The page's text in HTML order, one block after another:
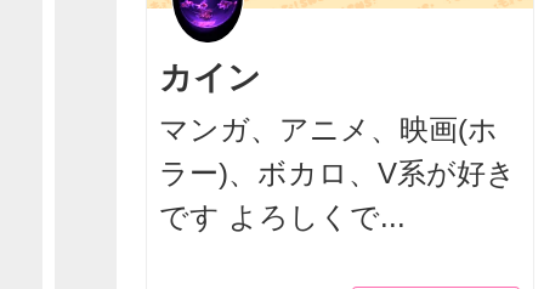
カイン
マンガ、アニメ、映画(ホ
ラー)、ボカロ、V系が好き
です よろしくで...